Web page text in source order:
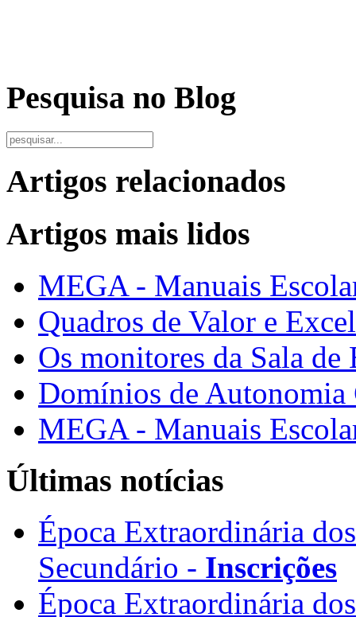
Pesquisa no Blog
Artigos relacionados
Artigos mais lidos
MEGA - Manuais
Quadros de Valor e
Os monitores da Sala de
Domínios de Autonomia
MEGA - Manuais
Últimas notícias
Época Extraordinária
Secundário - Inscrições
Época Extraordinária